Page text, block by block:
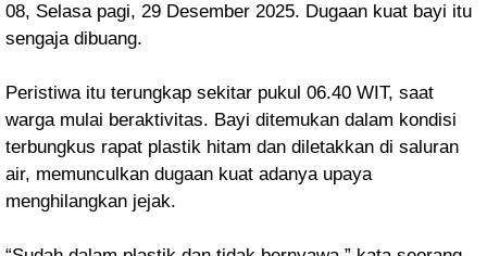
08, Selasa pagi, 29 Desember 2025. Dugaan kuat bayi itu
sengaja dibuang.
Peristiwa itu terungkap sekitar pukul 06.40 WIT, saat
warga mulai beraktivitas. Bayi ditemukan dalam kondisi
terbungkus rapat plastik hitam dan diletakkan di saluran
air, memunculkan dugaan kuat adanya upaya
menghilangkan jejak.